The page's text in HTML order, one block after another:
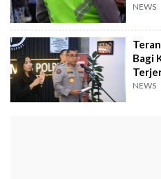
NEWS
Bagi
NEWS